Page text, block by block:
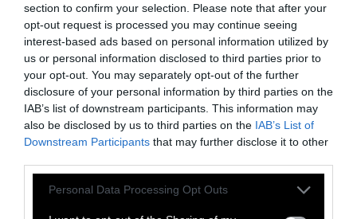
section to confirm your selection. Please note that after your
opt-out request is processed you may continue seeing
interest-based ads based on personal information utilized by
us or personal information disclosed to third parties prior to
your opt-out. You may separately opt-out of the further
disclosure of your personal information by third parties on the
IAB’s list of downstream participants. This information may
also be disclosed by us to third parties on the IAB’s List of
Downstream Participants that may further disclose it to other
Personal Data Processing Opt Outs
απλοϊκή, αλλά καλόκαρδη και διασκεδαστική
κωμική δημιουργία.
ΗΠΑ, 2025. Πρεμιέρα: Πέμπτη, 16 Οκτωβρίου.
Παίζουν: Κιάνου Ριβς, Σεθ Ρόγκεν, Αζίζ Ανσάρι,
Κίκι Πάλμερ, Σάντρα Ο. Διάρκεια: 98' Διανομή:
Spentzos Film.